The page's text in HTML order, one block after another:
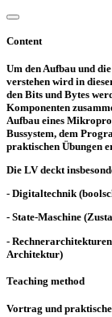
Content
Um den Aufbau und
verstehen wird in
den Bits und Bytes
Komponenten
Aufbau eines
Bussystem, dem
praktischen Übungen
Die LV deckt
- Digitaltechnik
- State-Maschine
-
Architektur)
Teaching method
Vortrag und